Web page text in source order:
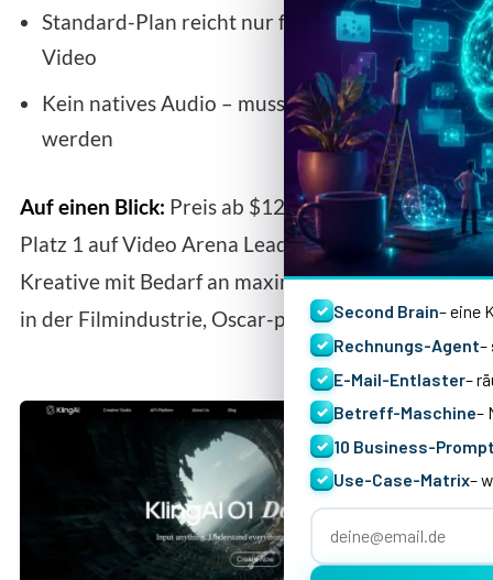
Standard-Plan reicht nur für ca. 25 Sekunden
Video
Kein natives Audio – muss separat erstellt
werden
Auf einen Blick: Preis ab $12/Monat (625 Credits) ·
Platz 1 auf Video Arena Leaderboard · Ideal für
Kreative mit Bedarf an maximaler Kontrolle · Aktiv
in der Filmindustrie, Oscar-prämierte Filme
GRATIS:
SECOND
+ 5 FERTIGE KI-TOOLS
✓ Second Brain– eine
✓ Rechnungs-Agent–
✓ E-Mail-Entlaster–
✓ Betreff-Maschine–
✓ 10 Business-
✓ Use-Case-Matrix–